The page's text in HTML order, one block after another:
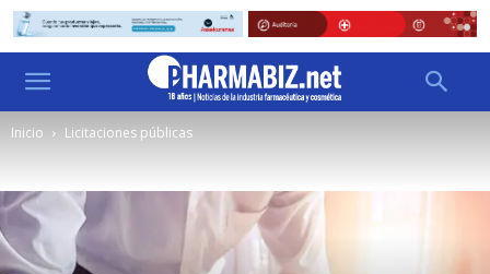
Inicio Licitaciones públicas